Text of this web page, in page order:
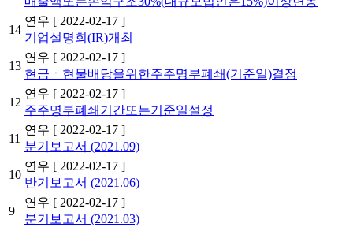
14
연우 [ 2022-02-17 ]
기업설명회(IR)개최
13
연우 [ 2022-02-17 ]
현금ㆍ현물배당을위한주주명부폐쇄(기준일)결정
12
연우 [ 2022-02-17 ]
주주명부폐쇄기간또는기준일설정
11
연우 [ 2022-02-17 ]
분기보고서 (2021.09)
10
연우 [ 2022-02-17 ]
반기보고서 (2021.06)
9
연우 [ 2022-02-17 ]
분기보고서 (2021.03)